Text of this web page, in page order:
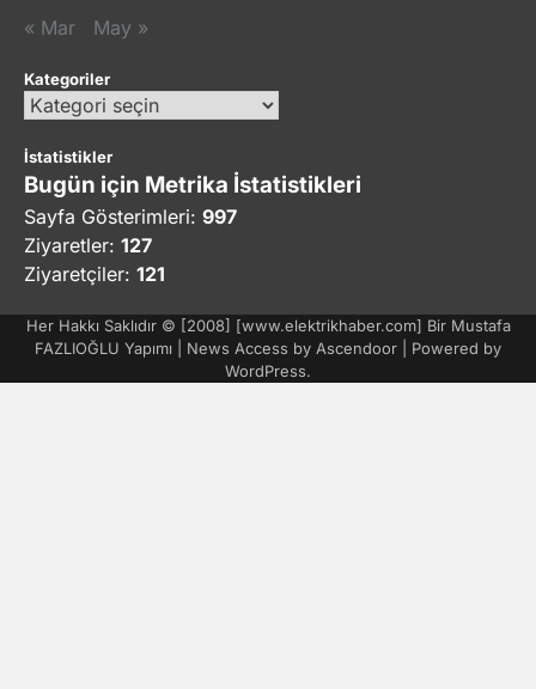
« Mar May »
Kategoriler
Kategoriler
İstatistikler
Bugün için Metrika İstatistikleri
Sayfa Gösterimleri: 997
Ziyaretler: 127
Ziyaretçiler: 121
Her Hakkı Saklıdır © [2008] [www.elektrikhaber.com] Bir Mustafa
FAZLIOĞLU Yapımı | News Access by Ascendoor | Powered by
WordPress.